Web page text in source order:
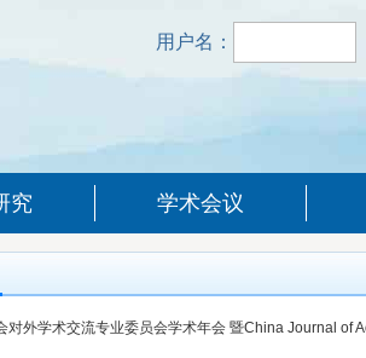
用户名：
究 学术会议
对外学术交流专业委员会学术年会 暨China Journal of